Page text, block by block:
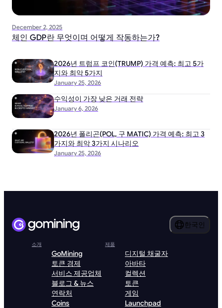
December 2, 2025
체인 GDP란 무엇이며 어떻게 작동하는가?
January 25, 2026
2026년 트럼프 코인(TRUMP) 가격 예측: 최고 5가
지와 최악 5가지
January 6, 2026
수익성이 가장 낮은 거래 전략
January 25, 2026
2026년 폴리곤(POL, 구 MATIC) 가격 예측: 최고 3
가지와 최악 3가지 시나리오
한국인
소개
GoMining
토큰 경제
서비스 제공업체
블로그 & 뉴스
연락처
Coins
제품
디지털 채굴자
아바타
컬렉션
토큰
게임
Launchpad